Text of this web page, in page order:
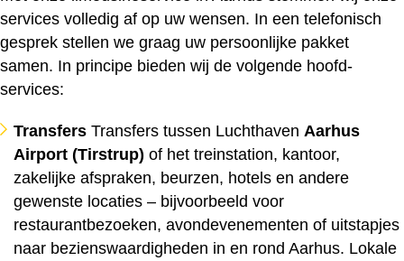
services volledig af op uw wensen. In een telefonisch
gesprek stellen we graag uw persoonlijke pakket
samen. In principe bieden wij de volgende hoofd­
services:
Transfers Transfers tussen Luchthaven Aarhus
Airport (Tirstrup) of het treinstation, kantoor,
zakelijke afspraken, beurzen, hotels en andere
gewenste locaties – bijvoorbeeld voor
restaurantbezoeken, avondevenementen of uitstapjes
naar bezienswaardigheden in en rond Aarhus. Lokale